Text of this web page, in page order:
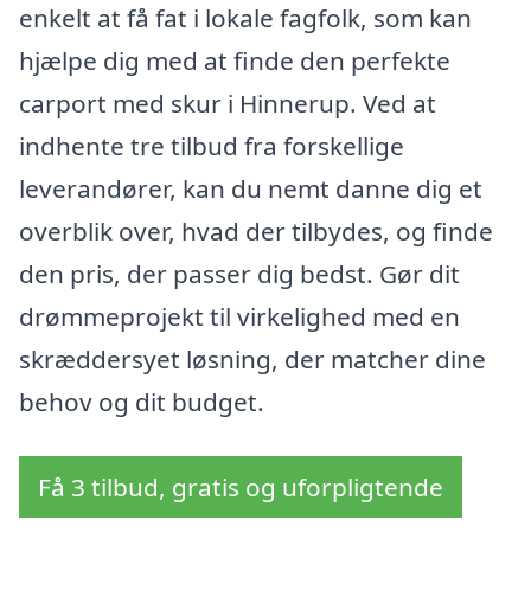
enkelt at få fat i lokale fagfolk, som kan
hjælpe dig med at finde den perfekte
carport med skur i Hinnerup. Ved at
indhente tre tilbud fra forskellige
leverandører, kan du nemt danne dig et
overblik over, hvad der tilbydes, og finde
den pris, der passer dig bedst. Gør dit
drømmeprojekt til virkelighed med en
skræddersyet løsning, der matcher dine
behov og dit budget.
Få 3 tilbud, gratis og uforpligtende